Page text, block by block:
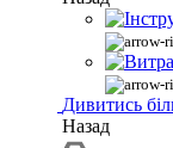
Дивитись
Назад